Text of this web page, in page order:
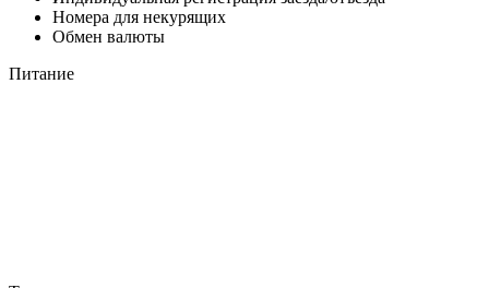
Номера для некурящих
Обмен валюты
Питание